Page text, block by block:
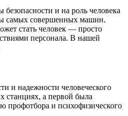
и на роль человека
самых совершенных машин.
стать человек — просто
персонала. В нашей
и надежности человеческого
станциях, а первой была
профотбора и психофизического